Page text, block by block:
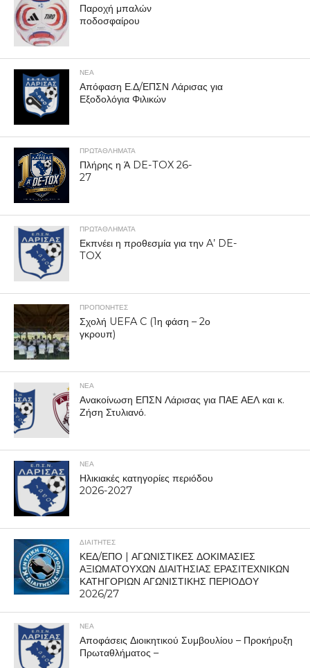
Παροχή μπαλών
ποδοσφαίρου
ΝΕΑ
Απόφαση Ε.Δ/ΕΠΣΝ Λάρισας για
Εξοδολόγια Φιλικών
ΠΡΩΤΑΘΛΉΜΑΤΑ
Πλήρης η Ά DE-TOX 26-
27
ΠΡΩΤΑΘΛΉΜΑΤΑ
Εκπνέει η προθεσμία για την A’ DE-
TOX
ΠΡΟΠΟΝΗΤΈΣ
Σχολή UEFA C (1η φάση – 2ο
γκρουπ)
ΝΕΑ
Ανακοίνωση ΕΠΣΝ Λάρισας για ΠΑΕ ΑΕΛ και κ.
Ζήση Στυλιανό.
ΝΕΑ
Ηλικιακές κατηγορίες περιόδου
2026-2027
ΔΙΑΙΤΗΤΕΣ
ΚΕΔ/ΕΠΟ | ΑΓΩΝΙΣΤΙΚΕΣ ΔΟΚΙΜΑΣΙΕΣ
ΑΞΙΩΜΑΤΟΥΧΩΝ ΔΙΑΙΤΗΣΙΑΣ ΕΡΑΣΙΤΕΧΝΙΚΩΝ
ΚΑΤΗΓΟΡΙΩΝ ΑΓΩΝΙΣΤΙΚΗΣ ΠΕΡΙΟΔΟΥ
2026/27
ΝΕΑ
Αποφάσεις Διοικητικού Συμβουλίου – Προκήρυξη
Πρωταθλήματος –